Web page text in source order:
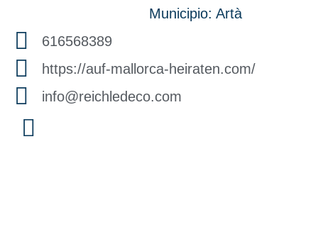
Municipio: Artà
616568389
https://auf-mallorca-heiraten.com/
info@reichledeco.com